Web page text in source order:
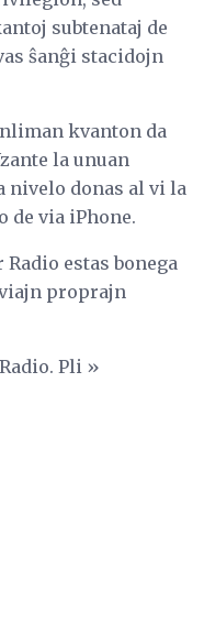
subtenataj de
ŝanĝi stacidojn
kvanton da
la unuan
donas al vi la
de via iPhone.
estas bonega
proprajn
Pli »